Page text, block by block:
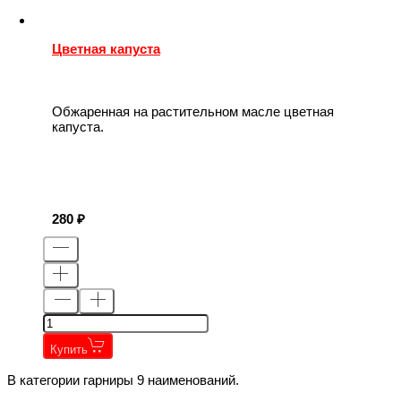
Цветная капуста
Обжаренная на растительном масле цветная
капуста.
280
Купить
В категории гарниры 9 наименований.